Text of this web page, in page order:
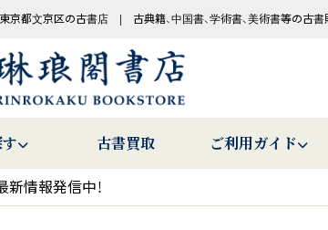
都文京区の古書店 | 古典籍、中国書、学術書、美術書等の古書
古書買取 ご利用ガイド
新情報発信中！